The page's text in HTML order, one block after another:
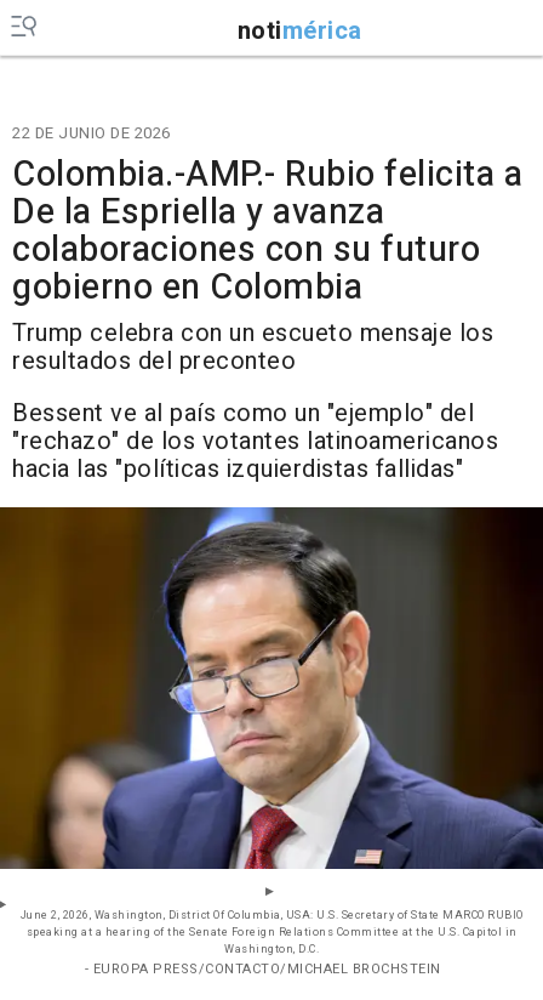
notimérica
22 DE JUNIO DE 2026
Colombia.-AMP.- Rubio felicita a
De la Espriella y avanza
colaboraciones con su futuro
gobierno en Colombia
Trump celebra con un escueto mensaje los
resultados del preconteo
Bessent ve al país como un "ejemplo" del
"rechazo" de los votantes latinoamericanos
hacia las "políticas izquierdistas fallidas"
June 2, 2026, Washington, District Of Columbia, USA: U.S. Secretary of State MARCO RUBIO
speaking at a hearing of the Senate Foreign Relations Committee at the U.S. Capitol in
Washington, D.C.
- EUROPA PRESS/CONTACTO/MICHAEL BROCHSTEIN